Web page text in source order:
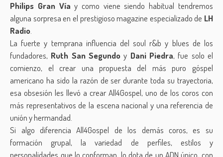
Philips Gran Vía y como viene siendo habitual tendremos
alguna sorpresa en el prestigioso magazine especializado de LH
Radio
La fuerte y temprana influencia del soul r&b y blues de los
fundadores, Ruth San Segundo y Dani Piedra, fue solo el
comienzo, el crear una propuesta del más puro góspel
americano ha sido la razón de ser durante toda su trayectoria,
esa obsesión les llevó a crear All4Gospel, uno de los coros con
más representativos de la escena nacional y una referencia de
unión y hermandad.
Si algo diferencia All4Gospel de los demás coros, es su
formación grupal, la variedad de perfiles, estilos y
personalidades que lo conforman, lo dota de un ADN único, con